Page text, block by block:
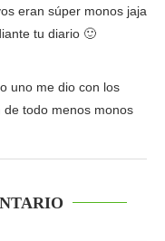
eran súper monos jaja
tu diario 🙂
uno me dio con los
todo menos monos